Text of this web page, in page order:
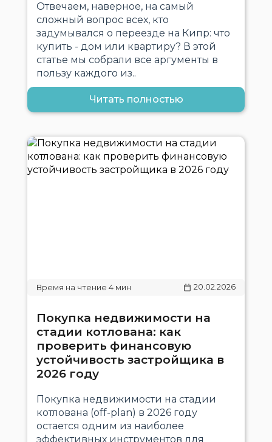
Отвечаем, наверное, на самый
сложный вопрос всех, кто
задумывался о переезде на Кипр: что
купить - дом или квартиру? В этой
статье мы собрали все аргументы в
пользу каждого из..
Читать полностью
20.02.2026
Покупка недвижимости на
стадии котлована: как
проверить финансовую
устойчивость застройщика в
2026 году
Покупка недвижимости на стадии
котлована (off-plan) в 2026 году
остается одним из наиболее
эффективных инструментов для